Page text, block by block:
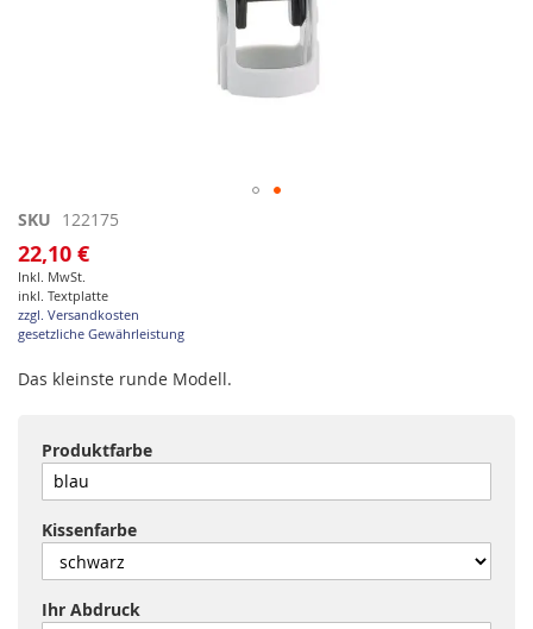
Zum
Anfang
der
Bildgalerie
springen
SKU 122175
22,10 €
Inkl. MwSt.
inkl. Textplatte
zzgl. Versandkosten
gesetzliche Gewährleistung
Das kleinste runde Modell.
Produktfarbe
Kissenfarbe
Ihr Abdruck